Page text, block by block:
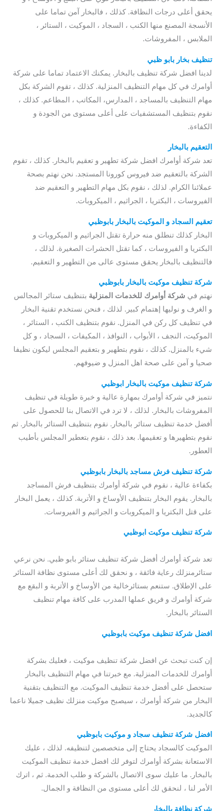
يحقق أعلى درجات النظافة. كذلك ، فالبخار آمن تماما على
الأنسجة المصنع منها الكنب ، السجاد ، الموكيت ، الستائر ،
الملابس ، المفروشات.
تنظيف بخار بابو ظبي
لدينا افضل شركة تنظيف بالبخار. يمكنك الاعتماد تماما على شركة
أوامرك في كل مهام التنظيف المنزلية. كذلك ، تقوم الشركة بكل
مهام التنظيف بالمساجد ، المدارس، المكاتب ، المطاعم. كذلك ،
نقوم بتنظيف المستشفيات على أعلى مستوى من الجودة و
الكفاءة.
التعقيم بالبخار
تعد شركة أوامرك افضل شركة تطهير و تعقيم بالبخار. كذلك ، تقوم
الشركة بالتعقيم ضد فيروس كورونا المستجد. نحن نهتم بصحة
عملائنا الكرام. لذلك ، نقوم بكل مهام التطهير و التعقيم ضد
الفيروسات ، البكتريا ، الجراثيم ، الميكروبات.
تعقيم السجاد و الموكيت بالبخار بابوظبي
البخار كذلك تنطلق منه حرارة تقتل الجراثيم و الميكروبات و
البكتريا و الفيروسات ، كما تقتل الحشرات الصغيرة. لذلك ،
فالتنظيف بالبخار يحقق مستوى عالى من التطهير و التعقيم.
شركة تنظيف موكيت بالبخار بابوظبي
نهتم في شركة أوامرك للخدمات المنزلية بتنظيف ستائر المجالس
و الغرف و نوليها إهتمام كبير. لذلك ، فنحن نستخدم تقنية البخار
في تنظيف كل ركن في المنزل. نقوم بتنظيف الكنب ، الستائر ،
الموكيت، النجف ، الأبواب ، النوافذ ، المكيفات ، السجاد ، و كل
شيء بالمنزل. كذلك ، نقوم بتطهير و بتعقيم المجلس ليكون نظيفا
صحيا و آمن على صحة اهل المنزل و ضيوفهم.
شركة تنظيف موكيت بالبخار ابوظبي
نتميز في شركة أوامرك بمهارة عالية و خبرة طويلة في تنظيف
المفروشات بالبخار. لذلك ، لا ترد في الاتصال بنا للحصول على
أفضل خدمة تنظيف ستائر بالبخار. نقوم بتنظيف الستائر بالبخار. ثم
نقوم بتطهيرها و تعقيمها. بعد ذلك ، نقوم بتعطير المجلس بأطيب
العطور.
شركة تنظيف فرش مساجد بالبخار بابوظبي
بكفاءة عالية ، نقوم في شركة أوامرك بتنظيف فرش المساجد
بالبخار. يقوم البخار بتنظيف الأوساخ و الأتربة. كذلك ، يعمل البخار
على قتل البكتريا و الميكروبات و الجراثيم و الفيروسات.
شركة تنظيف موكيت ابوظبي
تعد شركة أوامرك أفضل شركة تنظيف ستائر بابو ظبي. نحن نرعي
ستائرمنزلك رعاية فائقة ، و نحقق لك أعلى مستوى نظافة الستائر
على الإطلاق. ستنعم بستائرخالية من الأوساخ و الأتربة و البقع مع
شركة أوامرك و فريق عملها المدرب على كافة مهام تنظيف
الستائر بالبخار.
افضل شركة تنظيف موكيت بابوظبي
إن كنت تبحث عن افضل شركة تنظيف موكيت ، فعليك بشركة
أوامرك للخدمات المنزلية. مع خبرتنا في مهام التنظيف بالبخار
ستحصل على أفضل خدمة تنظيف الموكيت. مع التنظيف بتقنية
البخار من شركة أوامرك ، سيصبح موكيت منزلك نظيف جميلا ناعما
كالجديد.
افضل شركة تنظيف سجاد و موكيت بابوظبي
الموكيت كالسجاد يحتاج إلى متخصصين لتنظيفه. لذلك ، عليك
الاستعانة بشركة أوامرك لتوفر لك افضل خدمة تنظيف الموكيت
بالبخار. ما عليك سوى الاتصال بالشركة و طلب الخدمة. ثم ، اترك
الأمر لنا ، لنحقق لك أعلى مستوى من النظافة و الجمال.
شركة نظافة بالبخار